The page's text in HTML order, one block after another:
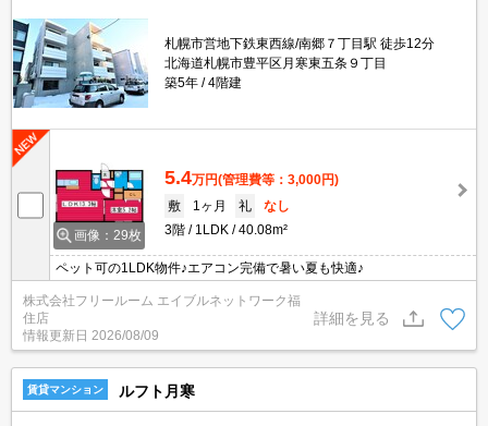
札幌市営地下鉄東西線/南郷７丁目駅 徒歩12分
北海道札幌市豊平区月寒東五条９丁目
築5年
4階建
画像：29枚
5.4万円(管理費等：3,000円)
敷
1ヶ月 礼
なし
3階
1LDK 40.08m²
ペット可の1LDK物件♪エアコン完備で暑い夏も快適♪
株式会社フリールーム エイブルネットワーク福
住店
情報更新日 2026/08/09
詳細を見る
賃貸マンション ルフト月寒